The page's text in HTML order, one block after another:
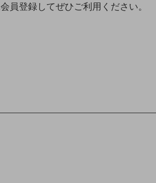
員登録してぜひご利用ください。